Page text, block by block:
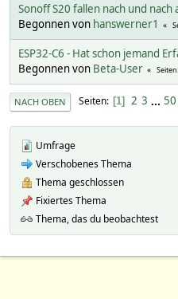
Sonoff S20 fallen nach und nach
Begonnen von hanswerner1
ESP32-C6 - Hat schon jemand
Begonnen von Beta-User Seiten
NACH OBEN Seiten 1 2 3 ... 50
Umfrage
Verschobenes Thema
Thema geschlossen
Fixiertes Thema
Thema, das du beobachtest